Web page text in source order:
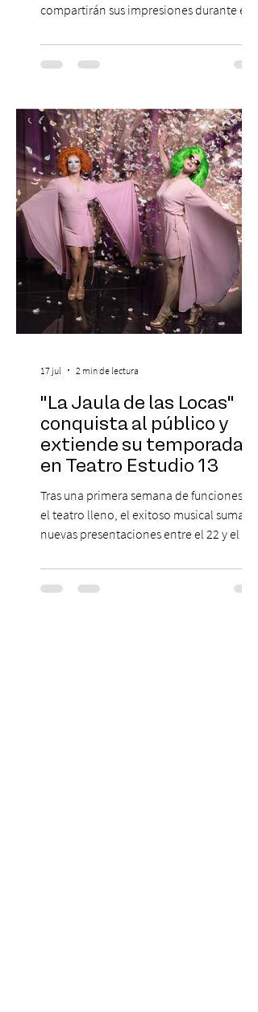
compartirán sus impresiones durante el
con su autor, Mauricio "Yoyo" Salfate. El
fútbol, la literatura y la conversación se
Bellavista, iniciativa que durante julio
estará dedicada a León, la novela gráfica
del artista chileno Mauricio "Yoyo" Salfate,
que rescata la historia de Leonel Sánchez,
uno de los mayores ídolos
"La Jaula de las Locas"
conquista al público y
extiende su temporada
en Teatro Estudio 13
Tras una primera semana de funciones con
el teatro lleno, el exitoso musical suma
nuevas presentaciones entre el 22 y el 26
El éxito ha marcado el regreso de "La Jaula
de las Locas" a los escenarios. En su
17 jul 2 min de lectura